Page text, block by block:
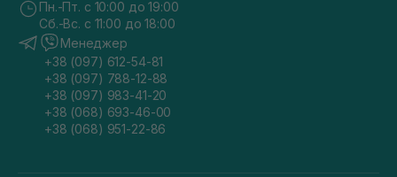
Пн.-Пт. с 10:00 до 19:00
Сб.-Вс. с 11:00 до 18:00
Менеджер
+38 (097) 612-54-81
+38 (097) 788-12-88
+38 (097) 983-41-20
+38 (068) 693-46-00
+38 (068) 951-22-86